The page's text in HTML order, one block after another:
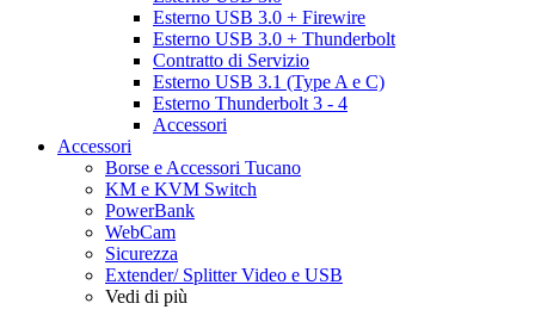
Esterno USB 3.0 + Firewire
Esterno USB 3.0 + Thunderbolt
Contratto di Servizio
Esterno USB 3.1 (Type A e C)
Esterno Thunderbolt 3 - 4
Accessori
Accessori
Borse e Accessori Tucano
KM e KVM Switch
PowerBank
WebCam
Sicurezza
Extender/ Splitter Video e USB
Vedi di più